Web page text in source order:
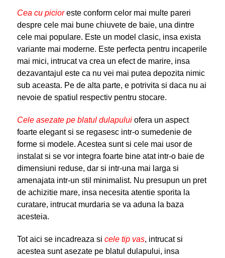
Cea cu picioreste conform celor mai multe pareri
despre cele mai bune chiuvete de baie, una dintre
cele mai populare. Este un model clasic, insa exista
variante mai moderne. Este perfecta pentru incaperile
mai mici, intrucat va crea un efect de marire, insa
dezavantajul este ca nu vei mai putea depozita nimic
sub aceasta. Pe de alta parte, e potrivita si daca nu ai
nevoie de spatiul respectiv pentru stocare.
Cele asezate pe blatul dulapului ofera un aspect
foarte elegant si se regasesc intr-o sumedenie de
forme si modele. Acestea sunt si cele mai usor de
instalat si se vor integra foarte bine atat intr-o baie de
dimensiuni reduse, dar si intr-una mai larga si
amenajata intr-un stil minimalist. Nu presupun un pret
de achizitie mare, insa necesita atentie sporita la
curatare, intrucat murdaria se va aduna la baza
acesteia.
Tot aici se incadreaza si cele tip vas, intrucat si
acestea sunt asezate pe blatul dulapului, insa